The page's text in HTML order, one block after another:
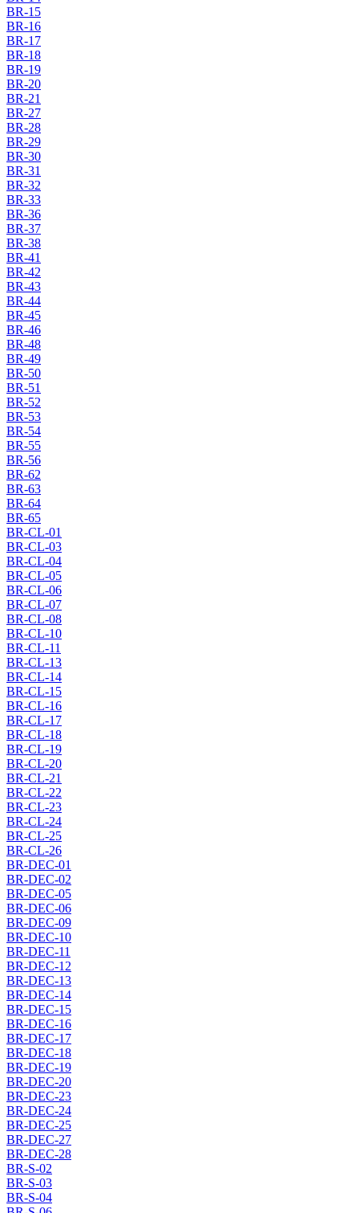
BR-15
BR-16
BR-17
BR-18
BR-19
BR-20
BR-21
BR-27
BR-28
BR-29
BR-30
BR-31
BR-32
BR-33
BR-36
BR-37
BR-38
BR-41
BR-42
BR-43
BR-44
BR-45
BR-46
BR-48
BR-49
BR-50
BR-51
BR-52
BR-53
BR-54
BR-55
BR-56
BR-62
BR-63
BR-64
BR-65
BR-CL-01
BR-CL-03
BR-CL-04
BR-CL-05
BR-CL-06
BR-CL-07
BR-CL-08
BR-CL-10
BR-CL-11
BR-CL-13
BR-CL-14
BR-CL-15
BR-CL-16
BR-CL-17
BR-CL-18
BR-CL-19
BR-CL-20
BR-CL-21
BR-CL-22
BR-CL-23
BR-CL-24
BR-CL-25
BR-CL-26
BR-DEC-01
BR-DEC-02
BR-DEC-05
BR-DEC-06
BR-DEC-09
BR-DEC-10
BR-DEC-11
BR-DEC-12
BR-DEC-13
BR-DEC-14
BR-DEC-15
BR-DEC-16
BR-DEC-17
BR-DEC-18
BR-DEC-19
BR-DEC-20
BR-DEC-23
BR-DEC-24
BR-DEC-25
BR-DEC-27
BR-DEC-28
BR-S-02
BR-S-03
BR-S-04